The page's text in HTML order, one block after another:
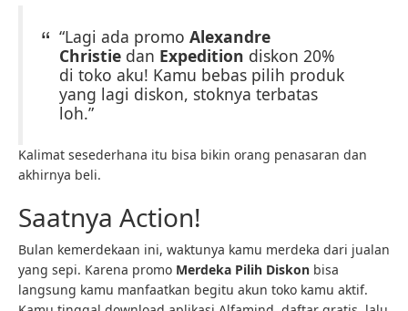
“Lagi ada promo Alexandre
Christie dan Expedition diskon 20%
di toko aku! Kamu bebas pilih produk
yang lagi diskon, stoknya terbatas
loh.”
Kalimat sesederhana itu bisa bikin orang penasaran dan
akhirnya beli.
Saatnya Action!
Bulan kemerdekaan ini, waktunya kamu merdeka dari jualan
yang sepi. Karena promo Merdeka Pilih Diskon bisa
langsung kamu manfaatkan begitu akun toko kamu aktif.